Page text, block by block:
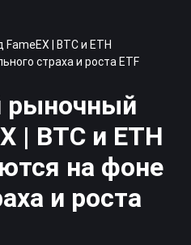
| BTC и ETH
страха и роста ETF
рыночный
| BTC и ETH
на фоне
и роста